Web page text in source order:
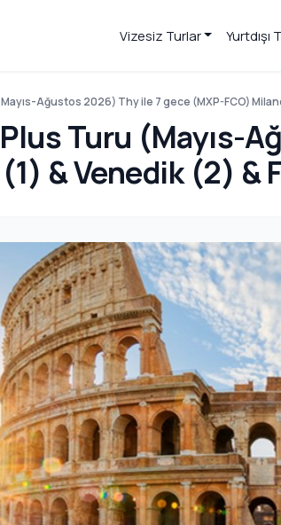
Vizesiz Turlar Yurtdışı
Ağustos 2026) Thy ile 7 gece (MXP-FCO)
Turu (Mayıs-
& Venedik (2) &